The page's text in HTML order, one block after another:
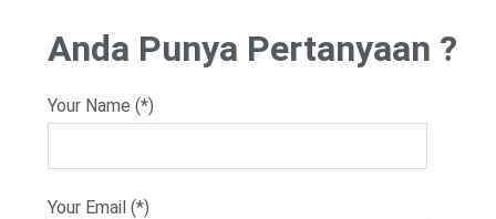
Anda Punya Pertanyaan ?
Your Name (*)
Your Email (*)